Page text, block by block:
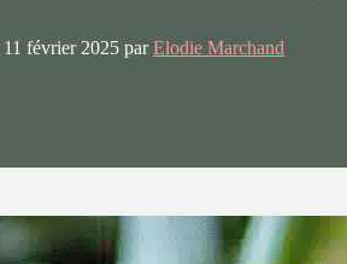
11 février 2025 parElodie Marchand